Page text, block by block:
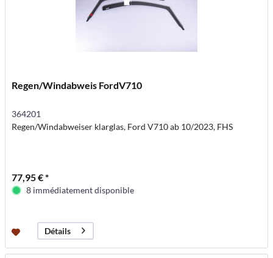
Regen/Windabweis FordV710
364201
Regen/Windabweiser klarglas, Ford V710 ab 10/2023, FHS
77,95 € *
8 immédiatement disponible
Détails